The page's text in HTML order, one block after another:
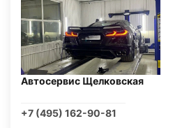
Автосервис Щелковская
+7 (495) 162-90-81